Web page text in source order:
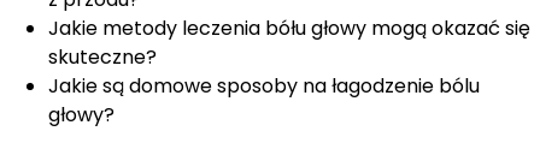
Jakie metody leczenia bółu głowy mogą okazać się
skuteczne?
Jakie są domowe sposoby na łagodzenie bólu
głowy?